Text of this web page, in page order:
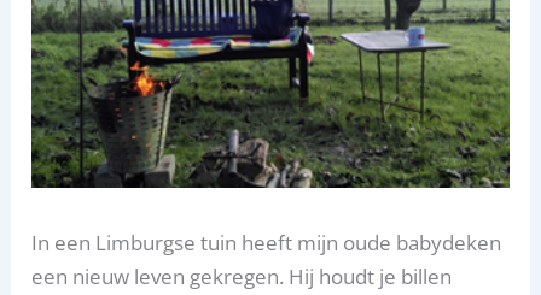
In een Limburgse tuin heeft mijn oude babydeken
een nieuw leven gekregen. Hij houdt je billen